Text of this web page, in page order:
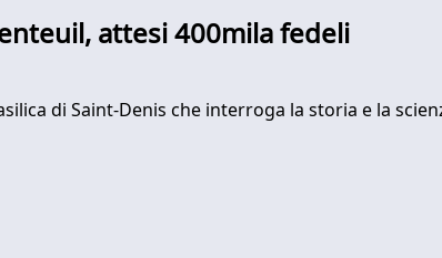
attesi 400mila fedeli
di Saint-Denis che interroga la storia e la